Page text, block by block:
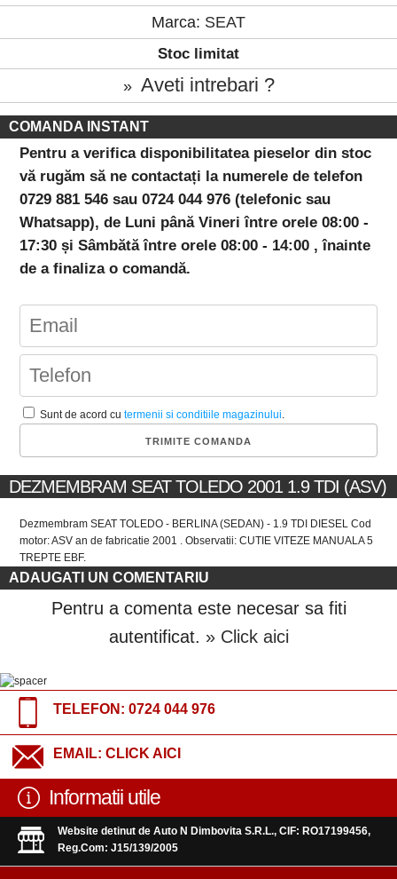
Marca: SEAT
Stoc limitat
» Aveti intrebari ?
COMANDA INSTANT
Pentru a verifica disponibilitatea pieselor din stoc
vă rugăm să ne contactați la numerele de telefon
0729 881 546 sau 0724 044 976 (telefonic sau
Whatsapp), de Luni până Vineri între orele 08:00 -
17:30 și Sâmbătă între orele 08:00 - 14:00 , înainte
de a finaliza o comandă.
Sunt de acord cutermenii si conditiile magazinului.
DEZMEMBRAM SEAT TOLEDO 2001 1.9 TDI (ASV)
Dezmembram SEAT TOLEDO - BERLINA (SEDAN) - 1.9 TDI DIESEL Cod
motor: ASV an de fabricatie 2001 . Observatii: CUTIE VITEZE MANUALA 5
TREPTE EBF.
ADAUGATI UN COMENTARIU
Pentru a comenta este necesar sa fiti
autentificat. » Click aici
TELEFON: 0724 044 976
EMAIL: CLICK AICI
Informatii utile
Website detinut de Auto N Dimbovita S.R.L., CIF: RO17199456,
Reg.Com: J15/139/2005